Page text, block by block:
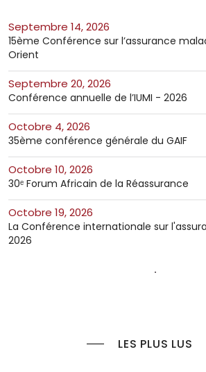
septembre 14, 2026
15ème Conférence sur l’assurance
Orient
septembre 20, 2026
Conférence annuelle de l’IUMI - 2026
octobre 4, 2026
35ème conférence générale du GAIF
octobre 10, 2026
30ᵉ Forum Africain de la Réassurance
octobre 19, 2026
La Conférence internationale sur
2026
LES PLUS LUS